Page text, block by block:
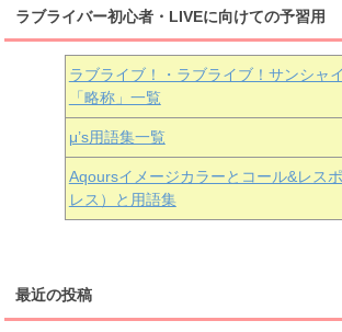
ラブライバー初心者・LIVEに向けての予習用
ラブライブ！・ラブライブ！サンシャ
「略称」一覧
μ’s用語集一覧
Aqoursイメージカラーとコール&レス
レス）と用語集
最近の投稿